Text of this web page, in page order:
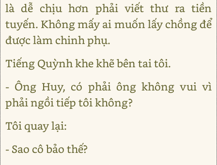
là dễ chịu hơn phải viết thư ra tiền
tuyến. Không mấy ai muốn lấy chồng để
được làm chinh phụ.
Tiếng Quỳnh khe khẽ bên tai tôi.
- Ông Huy, có phải ông không vui vì
phải ngồi tiếp tôi không?
Tôi quay lại:
- Sao cô bảo thế?